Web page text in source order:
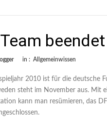
in : Allgemeinwissen
2010 ist für die deutsche
steht im November aus. Mit
kann man resümieren, das